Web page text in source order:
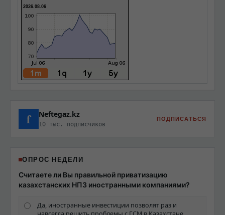
2026.08.06
f Neftegaz.kz
10 тыс. подписчиков
ПОДПИСАТЬСЯ
ОПРОС НЕДЕЛИ
Считаете ли Вы правильной приватизацию
казахстанских НПЗ иностранными компаниями?
Да, иностранные инвестиции позволят раз и